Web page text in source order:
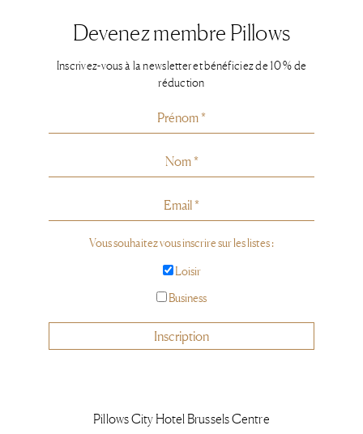
Devenez membre Pillows
Inscrivez-vous à la newsletter et bénéficiez de 10 % de
réduction
Vous souhaitez vous inscrire sur les listes :
Loisir
Business
Inscription
Pillows City Hotel Brussels Centre